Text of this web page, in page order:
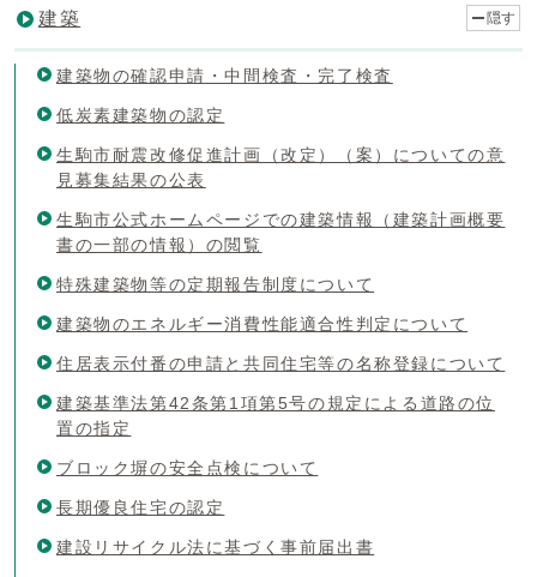
建築 隠す
建築物の確認申請・中間検査・完了検査
低炭素建築物の認定
生駒市耐震改修促進計画（改定）（案）についての意
見募集結果の公表
生駒市公式ホームページでの建築情報（建築計画概要
書の一部の情報）の閲覧
特殊建築物等の定期報告制度について
建築物のエネルギー消費性能適合性判定について
住居表示付番の申請と共同住宅等の名称登録について
建築基準法第42条第1項第5号の規定による道路の位
置の指定
ブロック塀の安全点検について
長期優良住宅の認定
建設リサイクル法に基づく事前届出書